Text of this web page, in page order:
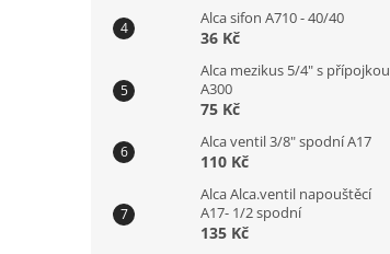
Alca sifon A710 - 40/40
36 Kč
Alca mezikus 5/4" s přípojkou
A300
75 Kč
Alca ventil 3/8" spodní A17
110 Kč
Alca Alca.ventil napouštěcí
A17- 1/2 spodní
135 Kč